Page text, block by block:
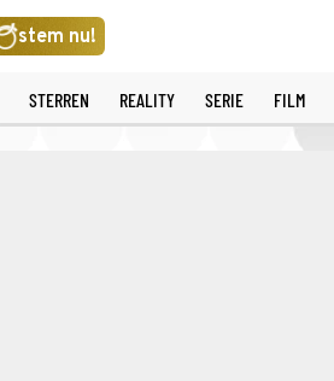
stem nu!
STERREN REALITY SERIE FILM